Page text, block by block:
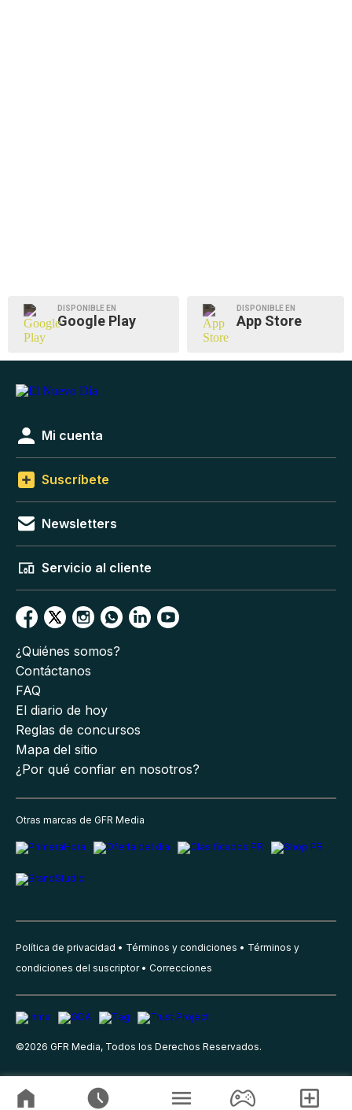
DISPONIBLE EN
Google Play
DISPONIBLE EN
App Store
Mi cuenta
Suscríbete
Newsletters
Servicio al cliente
¿Quiénes somos?
Contáctanos
FAQ
El diario de hoy
Reglas de concursos
Mapa del sitio
¿Por qué confiar en nosotros?
Otras marcas de GFR Media
Política de privacidad Términos y condiciones
Términos y
condiciones del suscriptor
Correcciones
©2026 GFR Media, Todos los Derechos Reservados.